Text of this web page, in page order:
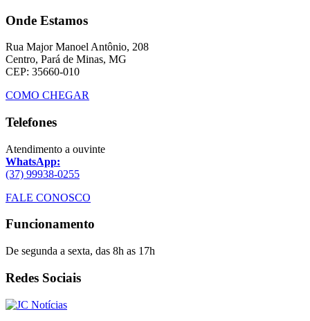
Onde Estamos
Rua Major Manoel Antônio, 208
Centro, Pará de Minas, MG
CEP: 35660-010
COMO CHEGAR
Telefones
Atendimento a ouvinte
WhatsApp:
(37) 99938-0255
FALE CONOSCO
Funcionamento
De segunda a sexta, das 8h as 17h
Redes Sociais